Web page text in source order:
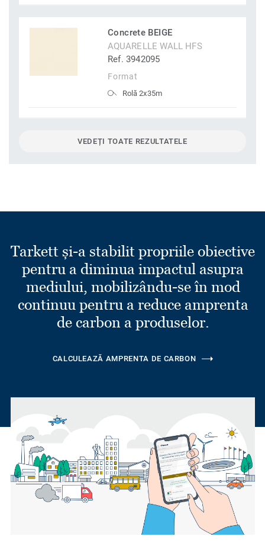
Concrete BEIGE
AQUARELLE WALL HFS
Ref. 3942095
Format
Rolă 2x35m
VEDEȚI TOATE REZULTATELE
Tarkett și-a stabilit propriile obiective
pentru a diminua impactul asupra
mediului, mobilizându-se în mod
continuu pentru a reduce amprenta
de carbon a produselor.
CALCULEAZĂ AMPRENTA DE CARBON